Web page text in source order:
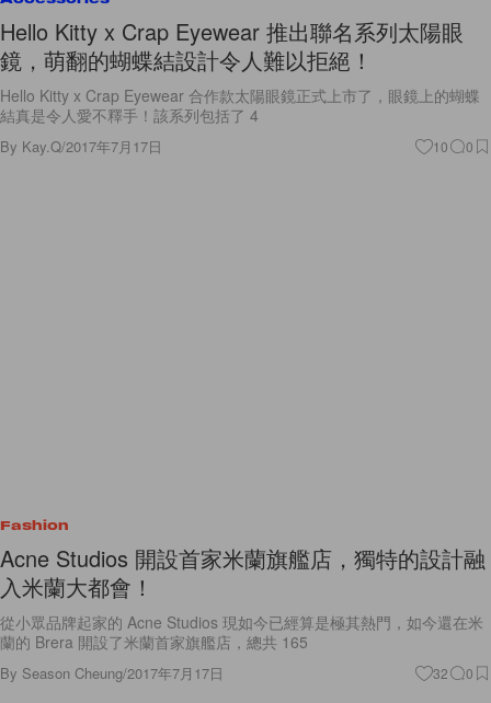
Hello Kitty x Crap Eyewear 推出聯名系列太陽眼
鏡，萌翻的蝴蝶結設計令人難以拒絕！
Hello Kitty x Crap Eyewear 合作款太陽眼鏡正式上市了，眼鏡上的蝴蝶
結真是令人愛不釋手！該系列包括了 4
By Kay.Q/2017年7月17日 10 0
Fashion
Acne Studios 開設首家米蘭旗艦店，獨特的設計融
入米蘭大都會！
從小眾品牌起家的 Acne Studios 現如今已經算是極其熱門，如今還在米
蘭的 Brera 開設了米蘭首家旗艦店，總共 165
By Season Cheung/2017年7月17日 32 0